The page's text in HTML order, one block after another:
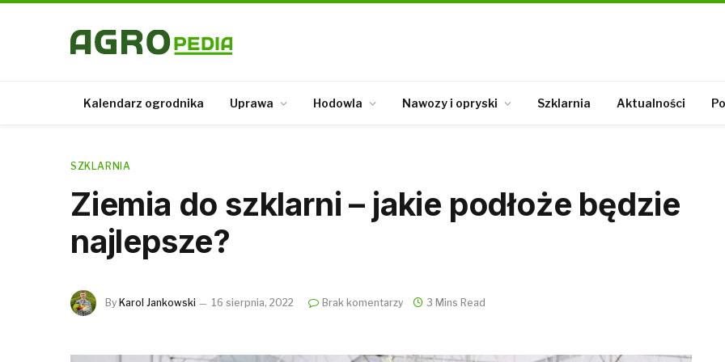
Kalendarz ogrodnika Uprawa Hodowla Nawozy i opryski Szklarnia Aktualności
SZKLARNIA
Ziemia do szklarni – jakie podłoże będzie
najlepsze?
By Karol Jankowski 16 sierpnia, 2022 Brak komentarzy 3 Mins Read